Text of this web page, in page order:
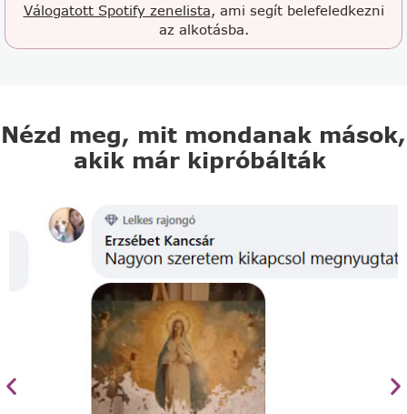
Válogatott Spotify zenelista, ami segít belefeledkezni
az alkotásba.
Nézd meg, mit mondanak mások,
akik már kipróbálták